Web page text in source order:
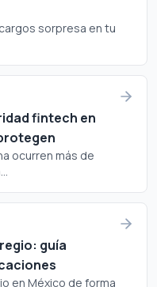
sorpresa en tu
fintech en
ocurren más de
guía
en México de forma